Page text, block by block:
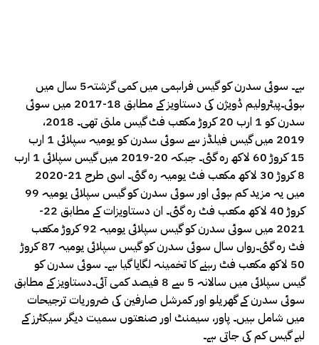
ہے۔ سوئی سدرن کو گیس فراہمی میں کمی گزشتہ5 سال میں
ہوئی۔پیٹرولیم ڈویژن کی دستاویز کے مطابق 18-2017 میں سوئی
سدرن کو 1 ارب 20 کروڑ مکعب فٹ گیس ملتی تھی۔ 2018،
2019 میں گیس فیلڈز سے سوئی سدرن کو یومیہ سپلائی 1 ارب
15 کروڑ 60 لاکھ رہ گئی۔ جبکہ 20-2019 میں گیس سپلائی 1 ارب
8 کروڑ 30 لاکھ مکعب فٹ یومیہ رہ گئی۔ اسی طرح 21-2020
میں یہ مزید کم ہوئی اور سوئی سدرن کو گیس سپلائی یومیہ 99
کروڑ 40 لاکھ مکعب فٹ رہ گئی۔ ان دستاویزات کے مطابق 22-
2021 میں سوئی سدرن کو گیس سپلائی یومیہ 92 کروڑ مکعب
فٹ رہ گئی۔رواں سال سوئی سدرن کو گیس سپلائی یومیہ 87 کروڑ
50 لاکھ مکعب فٹ رہنے کا تخمینہ لگایا گیا ہے۔ سوئی سدرن کو
گیس سپلائی میں سالانہ 5 سے 8 فیصد کمی آئی۔دستاویز کے مطابق
سوئی سدرن کے گھریلو اور کمرشل صارفین کی ضروریات ترجیحات
میں شامل ہیں۔ پاور، سیمنٹ اور صنعتوں سمیت دیگر سیکٹرز کے
لیے گیس کم کی جاتی ہے۔